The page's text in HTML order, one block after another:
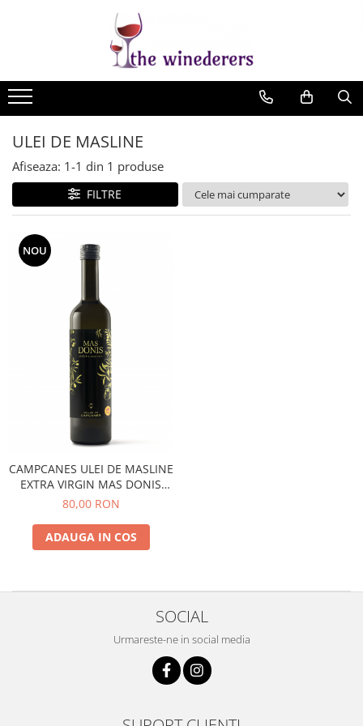
ULEI DE MASLINE
Afiseaza: 1-1 din 1 produse
FILTRE
NOU
CAMPCANES ULEI DE MASLINE
EXTRA VIRGIN MAS DONIS
0,50L
80,00 RON
ADAUGA IN COS
SOCIAL
Urmareste-ne in social media